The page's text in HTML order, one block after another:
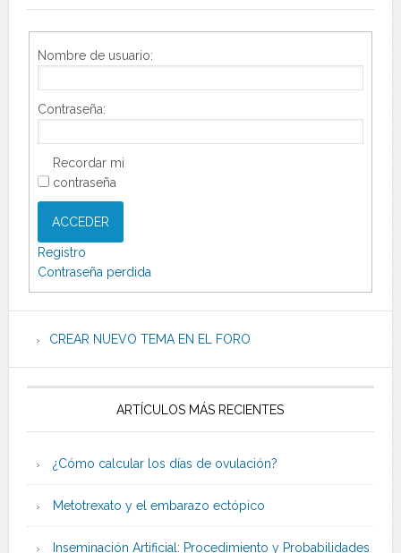
Nombre de usuario:
Contraseña:
Recordar mi
contraseña
ACCEDER
Registro
Contraseña perdida
CREAR NUEVO TEMA EN EL FORO
ARTÍCULOS MÁS RECIENTES
¿Cómo calcular los días de ovulación?
Metotrexato y el embarazo ectópico
Inseminación Artificial: Procedimiento y Probabilidades